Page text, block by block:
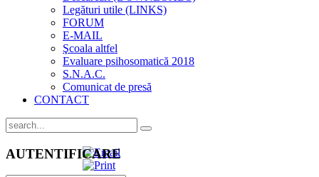
Legături utile (LINKS)
FORUM
E-MAIL
Şcoala altfel
Evaluare psihosomatică 2018
S.N.A.C.
Comunicat de presă
CONTACT
AUTENTIFICARE